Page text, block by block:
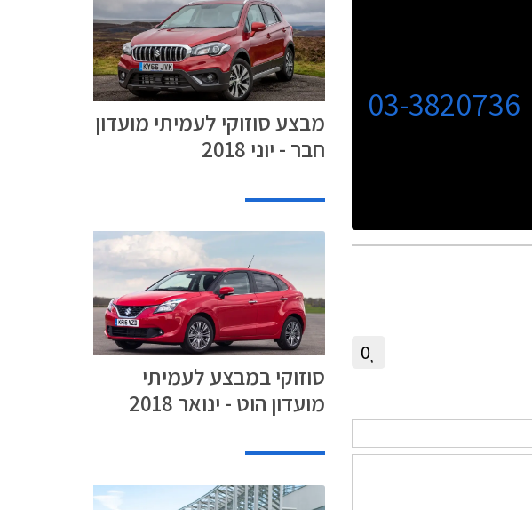
03-3820736
0
מבצע סוזוקי לעמיתי מועדון
חבר - יוני 2018
סוזוקי במבצע לעמיתי
מועדון הוט - ינואר 2018